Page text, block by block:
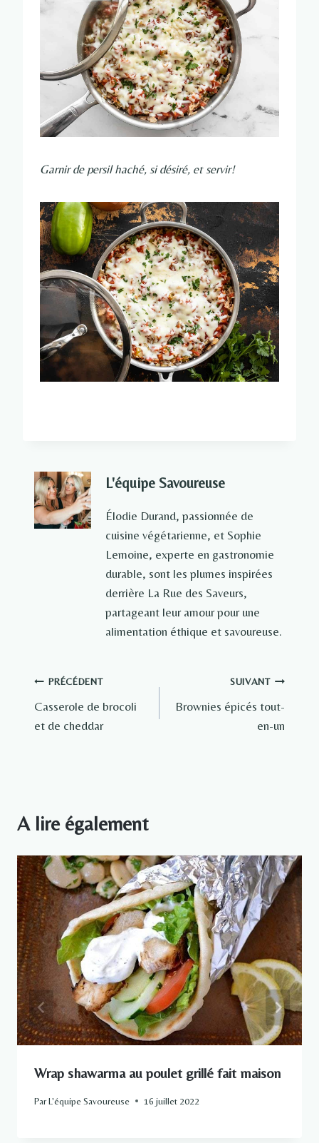
Garnir de persil haché, si désiré, et servir!
L'équipe Savoureuse
Élodie Durand, passionnée de
cuisine végétarienne, et Sophie
Lemoine, experte en gastronomie
durable, sont les plumes inspirées
derrière La Rue des Saveurs,
partageant leur amour pour une
alimentation éthique et savoureuse.
Navigation
de
PRÉCÉDENT
Casserole de brocoli
et de cheddar
SUIVANT
Brownies épicés tout-
en-un
A lire également
Wrap shawarma au poulet grillé fait maison
ParL'équipe Savoureuse 16 juillet 2022